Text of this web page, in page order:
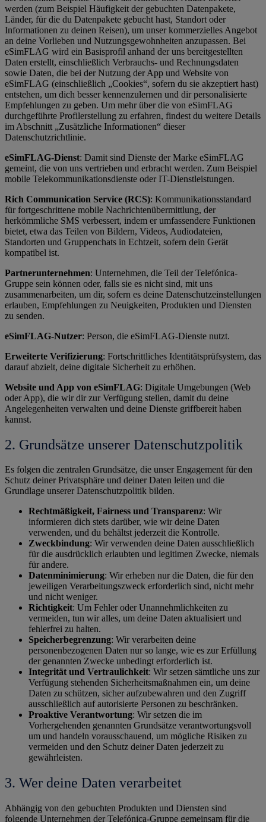
werden (zum Beispiel Häufigkeit der gebuchten Datenpakete,
Länder, für die du Datenpakete gebucht hast, Standort oder
Informationen zu deinen Reisen), um unser kommerzielles Angebot
an deine Vorlieben und Nutzungsgewohnheiten anzupassen. Bei
eSimFLAG wird ein Basisprofil anhand der uns bereitgestellten
Daten erstellt, einschließlich Verbrauchs- und Rechnungsdaten
sowie Daten, die bei der Nutzung der App und Website von
eSimFLAG (einschließlich „Cookies“, sofern du sie akzeptiert hast)
entstehen, um dich besser kennenzulernen und dir personalisierte
Empfehlungen zu geben. Um mehr über die von eSimFLAG
durchgeführte Profilerstellung zu erfahren, findest du weitere Details
im Abschnitt „Zusätzliche Informationen“ dieser
Datenschutzrichtlinie.
eSimFLAG-Dienst: Damit sind Dienste der Marke eSimFLAG
gemeint, die von uns vertrieben und erbracht werden. Zum Beispiel
mobile Telekommunikationsdienste oder IT-Dienstleistungen.
Rich Communication Service (RCS): Kommunikationsstandard
für fortgeschrittene mobile Nachrichtenübermittlung, der
herkömmliche SMS verbessert, indem er umfassendere Funktionen
bietet, etwa das Teilen von Bildern, Videos, Audiodateien,
Standorten und Gruppenchats in Echtzeit, sofern dein Gerät
kompatibel ist.
Partnerunternehmen: Unternehmen, die Teil der Telefónica-
Gruppe sein können oder, falls sie es nicht sind, mit uns
zusammenarbeiten, um dir, sofern es deine Datenschutzeinstellungen
erlauben, Empfehlungen zu Neuigkeiten, Produkten und Diensten
zu senden.
eSimFLAG-Nutzer: Person, die eSimFLAG-Dienste nutzt.
Erweiterte Verifizierung: Fortschrittliches Identitätsprüfsystem, das
darauf abzielt, deine digitale Sicherheit zu erhöhen.
Website und App von eSimFLAG: Digitale Umgebungen (Web
oder App), die wir dir zur Verfügung stellen, damit du deine
Angelegenheiten verwalten und deine Dienste griffbereit haben
kannst.
2. Grundsätze unserer Datenschutzpolitik
Es folgen die zentralen Grundsätze, die unser Engagement für den
Schutz deiner Privatsphäre und deiner Daten leiten und die
Grundlage unserer Datenschutzpolitik bilden.
Rechtmäßigkeit, Fairness und Transparenz: Wir
informieren dich stets darüber, wie wir deine Daten
verwenden, und du behältst jederzeit die Kontrolle.
Zweckbindung: Wir verwenden deine Daten ausschließlich
für die ausdrücklich erlaubten und legitimen Zwecke, niemals
für andere.
Datenminimierung: Wir erheben nur die Daten, die für den
jeweiligen Verarbeitungszweck erforderlich sind, nicht mehr
und nicht weniger.
Richtigkeit: Um Fehler oder Unannehmlichkeiten zu
vermeiden, tun wir alles, um deine Daten aktualisiert und
fehlerfrei zu halten.
Speicherbegrenzung: Wir verarbeiten deine
personenbezogenen Daten nur so lange, wie es zur Erfüllung
der genannten Zwecke unbedingt erforderlich ist.
Integrität und Vertraulichkeit: Wir setzen sämtliche uns zur
Verfügung stehenden Sicherheitsmaßnahmen ein, um deine
Daten zu schützen, sicher aufzubewahren und den Zugriff
ausschließlich auf autorisierte Personen zu beschränken.
Proaktive Verantwortung: Wir setzen die im
Vorhergehenden genannten Grundsätze verantwortungsvoll
um und handeln vorausschauend, um mögliche Risiken zu
vermeiden und den Schutz deiner Daten jederzeit zu
gewährleisten.
3. Wer deine Daten verarbeitet
Abhängig von den gebuchten Produkten und Diensten sind
folgende Unternehmen der Telefónica-Gruppe gemeinsam für die